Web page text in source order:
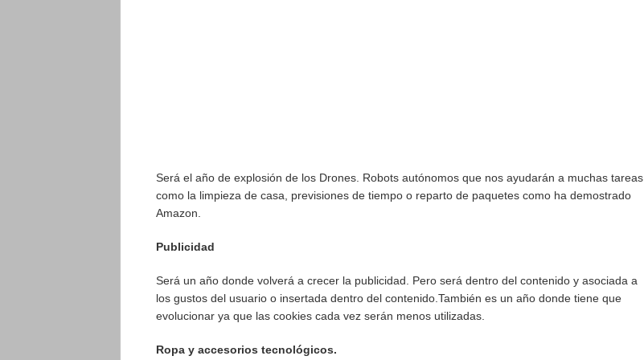
Será el año de explosión de los Drones. Robots autónomos que nos ayudarán a muchas tareas
como la limpieza de casa, previsiones de tiempo o reparto de paquetes como ha demostrado
Amazon.
Publicidad
Será un año donde volverá a crecer la publicidad. Pero será dentro del contenido y asociada a
los gustos del usuario o insertada dentro del contenido.También es un año donde tiene que
evolucionar ya que las cookies cada vez serán menos utilizadas.
Ropa y accesorios tecnológicos.